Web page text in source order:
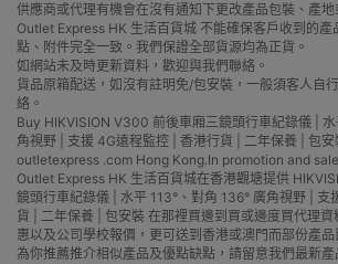
供應商或代理有機會在沒有通知下更改產品包裝、產地
Outlet Express HK 生活百貨城 不能確保客戶收到的
點、附件完全一致。我們保證全部貨源均為正貨。
如網站未及時更新資料，歡迎與我們聯絡。
貨品原箱配送，如沒有註明免/包安裝，一般須客人自
絡。
Buy HIKVISION V300 前後車廂三鏡頭行車紀錄儀 | 水
角視野 | 支援 4G遠程監控 | 香港行貨 | 二年保養 | 包
outletexpress .com Hong Kong.In promotion and
Outlet Express HK 生活百貨城在香港觀塘提供
鏡頭行車紀錄儀 | 水平 113°、對角 136° 廣角視野 | 支
貨 | 二年保養 | 包安裝 在那裡買邊到買或邊度買代理
惠以及公司學校報價，更可送到香港或澳門而部份產
為你推薦推介相似產品及優點缺點，請留意我們最新產